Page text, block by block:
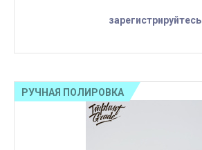
зарегистрируйтесь
РУЧНАЯ ПОЛИРОВКА